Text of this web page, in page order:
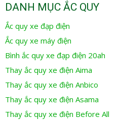
DANH MỤC ẮC QUY
Ắc quy xe đạp điện
Ắc quy xe máy điện
Bình ắc quy xe đạp điện 20ah
Thay ắc quy xe điện Aima
Thay ắc quy xe điện Anbico
Thay ắc quy xe điện Asama
Thay ắc quy xe điện Before All